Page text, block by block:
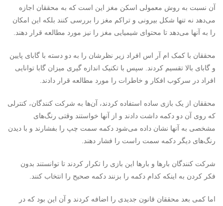
آن نسبت به روش معمولی اسکن مغز این است که به محققان اجازه
می‌دهد نه تنها شکل بیرونی و تراکم مغز را بررسی کنند بلکه این امکان
را به آنها می‌دهد تا محتوای شیمیایی مغز را نیز مورد مطالعه قرار دهند.
محققان با کمک ام آر اس افراد زیر نظرشان را به دو دسته با گابای پایین
و گابای بالا تقسیم کردند. سپس با تکنیک اندازه گیری میزان گابا توانایی
افراد در سرکوب افکار و خاطرات را مورد مطالعه قرار دادند.
محققان از یک بازی ساده استفاده کردند، آن‌ها به شرکت کنندگان، کنترلی
که روی آن دو دکمه داشت دادند و از آنها خواستند وقتی رنگ‌های
مشخصی به آنها نشان داده می‌شود دکمه سمت چپ را بفشارند و با دیدن
رنگ‌های دیگر دکمه سمت راست را فشار دهند.
شرکت کنندگان بارها و بارها این بازی را تکرار کردند تا توانستند بدون
فکر کردن به اینکه کدام دکمه را بزنند دکمه صحیح را انتخاب کنند.
اما کمی بعد محققان قانون جدیدی را اضافه کردند و آن این بود که در